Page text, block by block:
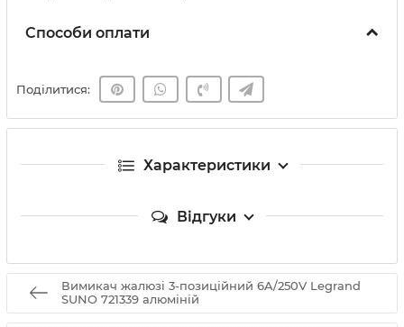
Способи оплати
Поділитися:
Характеристики
Відгуки
Вимикач жалюзі 3-позиційний 6A/250V Legrand
SUNO 721339 алюміній